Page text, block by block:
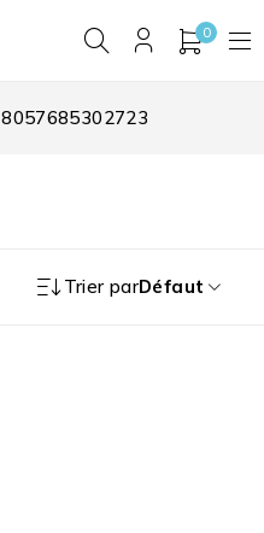
0
8057685302723
Trier parDéfaut